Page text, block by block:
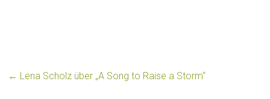
← Lena Scholz über „A Song to Raise a Storm“